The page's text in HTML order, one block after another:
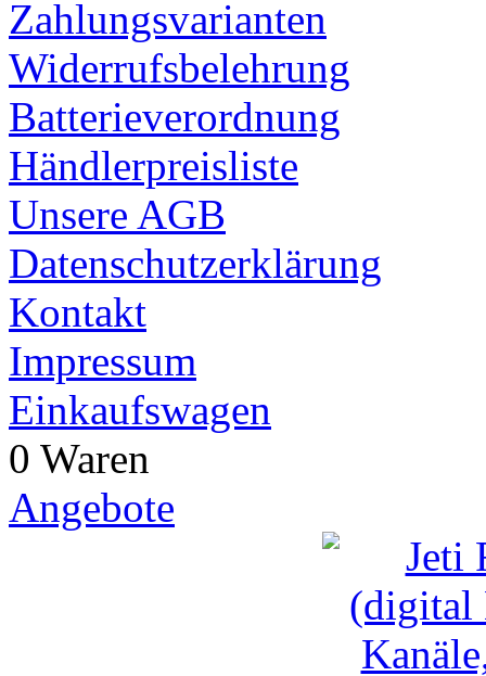
Zahlungsvarianten
Widerrufsbelehrung
Batterieverordnung
Händlerpreisliste
Unsere AGB
Datenschutzerklärung
Kontakt
Impressum
Einkaufswagen
0 Waren
Angebote